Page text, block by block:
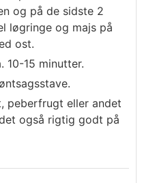
og på de sidste 2
løgringe og majs på
ost.
10-15 minutter.
peberfrugt eller andet
også rigtig godt på